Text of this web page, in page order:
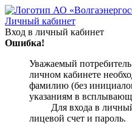
Личный кабинет
Вход в личный кабинет
Ошибка!
Уважаемый
личном кабинете
фамилию (без
указаниям в
Для входа в личный
лицевой